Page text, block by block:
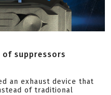
of suppressors
an exhaust device that
of traditional